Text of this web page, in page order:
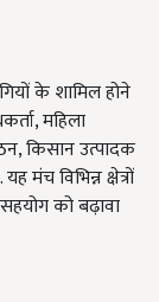
के शामिल होने
महिला
किसान उत्पादक
मंच विभिन्न क्षेत्रों
को बढ़ावा